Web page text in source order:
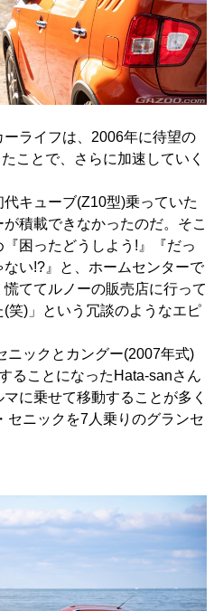
ライフは、2006年に待望の
ことで、さらに加速していく
キューブ(Z10型)乗っていた
積載できなかったのだ。そこ
困ったどうしよう!』『だっ
い!?』と、ホームセンターで
ててルノーの販売店に行って
笑)」という冗談のようなエピ
ニックとカングー(2007年式)
ることになったHata-sanさん
に乗せて移動することが多く
セニックを7人乗りのグランセ